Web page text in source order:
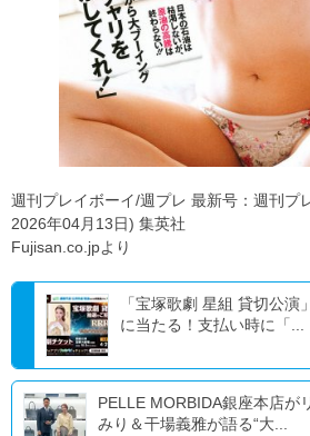
週刊プレイボーイ/週プレ 最新号：週刊プ
2026年04月13日) 集英社
Fujisan.co.jpより
「宝塚歌劇 星組 貸切公演
に当たる！支払い時に「...
PELLE MORBIDA銀座本店
みり＆干場義雅が語る“大...